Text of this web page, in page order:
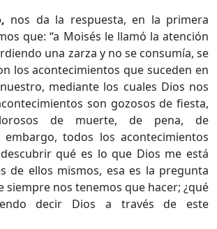
nos da la respuesta, en la primera
que: “a Moisés le llamó la atención
una zarza y no se consumía, se
los acontecimientos que suceden en
mediante los cuales Dios nos
son gozosos de fiesta,
de muerte, de pena, de
todos los acontecimientos
qué es lo que Dios me está
de ellos mismos, esa es la pregunta
siempre nos tenemos que hacer; ¿qué
decir Dios a través de este